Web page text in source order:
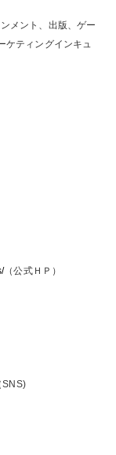
メント、出版、ゲー
ケティングインキュ
（公式ＨＰ）
SNS)